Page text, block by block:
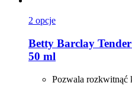
2 opcje
Betty Barclay
50 ml
Pozwala rozkwitnąć